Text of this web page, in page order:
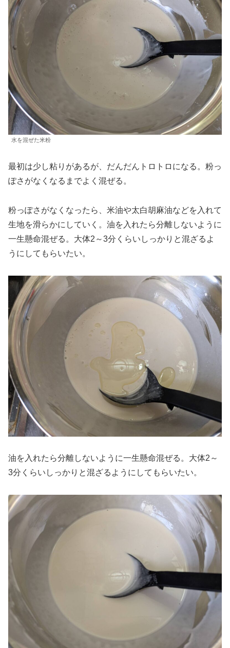
水を混ぜた米粉
最初は少し粘りがあるが、だんだんトロトロになる。粉っ
ぽさがなくなるまでよく混ぜる。
粉っぽさがなくなったら、米油や太白胡麻油などを入れて
生地を滑らかにしていく。油を入れたら分離しないように
一生懸命混ぜる。大体2～3分くらいしっかりと混ざるよ
うにしてもらいたい。
油を入れたら分離しないように一生懸命混ぜる。大体2～
3分くらいしっかりと混ざるようにしてもらいたい。